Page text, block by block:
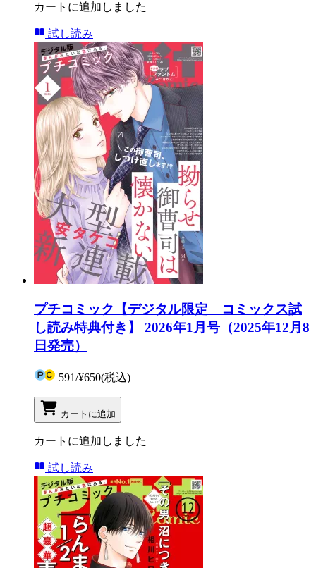
カートに追加しました
試し読み
プチコミック【デジタル限定 コミックス試
し読み特典付き】 2026年1月号（2025年12月8
日発売）
591/¥650(税込)
カートに追加
カートに追加しました
試し読み